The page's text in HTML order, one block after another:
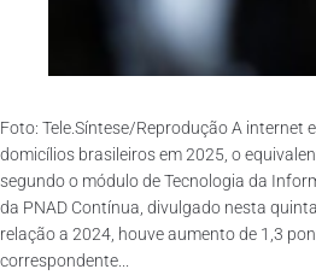
Foto: Tele.Síntese/Reprodução A internet
domicílios brasileiros em 2025, o
segundo o módulo de Tecnologia da
da PNAD Contínua, divulgado nesta
relação a 2024, houve aumento de 1,3
correspondente...